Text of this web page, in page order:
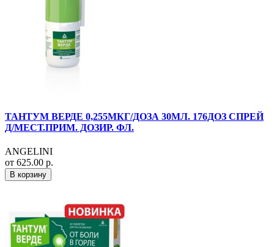
ТАНТУМ ВЕРДЕ 0,255МКГ/ДОЗА 30МЛ. 176ДОЗ СПРЕЙ
Д/МЕСТ.ПРИМ. ДОЗИР. ФЛ.
ANGELINI
от 625.00 р.
В корзину